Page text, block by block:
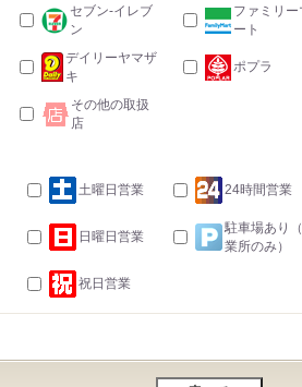
セブン-イレブ
ン
ファミリー
ート
デイリーヤマザ
キ
ポプラ
その他の取扱
店
土曜日営業 24時間営業
日曜日営業
駐車場あり
業所のみ）
祝日営業